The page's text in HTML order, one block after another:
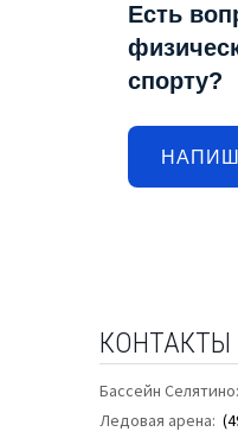
Есть
спорту?
КОНТАКТЫ
Бассейн Селятино:
Ледовая арена: